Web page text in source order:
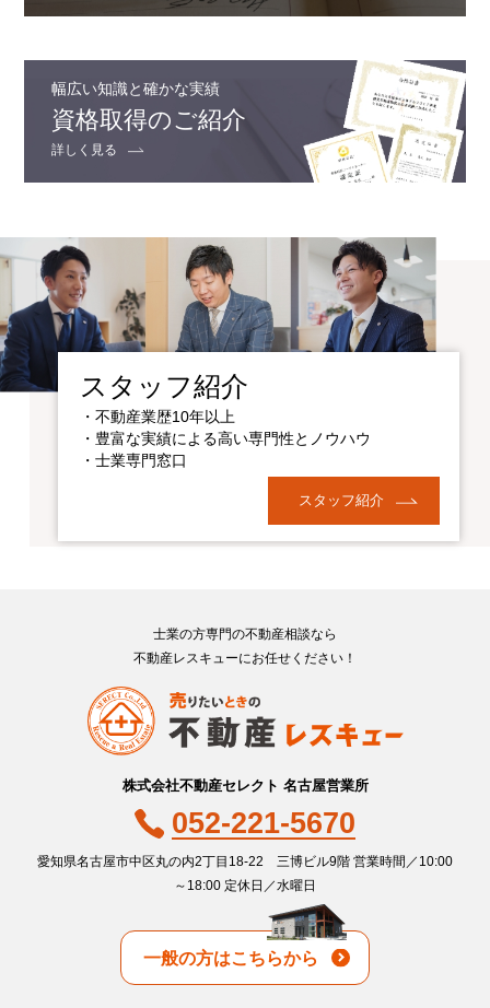
幅広い知識と確かな実績
資格取得のご紹介
詳しく見る
スタッフ紹介
・不動産業歴10年以上
・豊富な実績による高い専門性とノウハウ
・士業専門窓口
スタッフ紹介
士業の方専門の不動産相談なら
不動産レスキューにお任せください！
株式会社不動産セレクト 名古屋営業所
052-221-5670
愛知県名古屋市中区丸の内2丁目18-22 三博ビル9階 営業時間／10:00
～18:00 定休日／水曜日
一般の方はこちらから